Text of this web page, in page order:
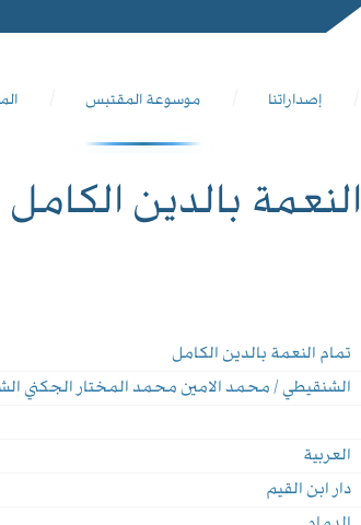
إصداراتنا موسوعة المقتبس
بالدين الكامل
تمام النعمة بالدين الكامل
الشنقيطي / محمد الامين محمد المختار الجكني
العربية
دار ابن القيم